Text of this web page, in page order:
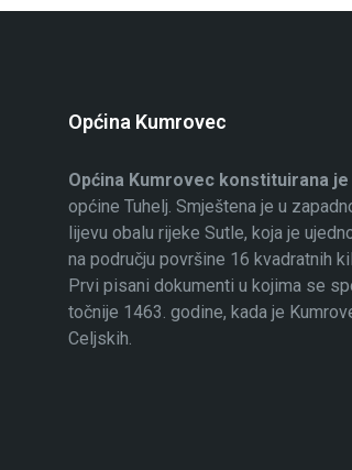
Općina Kumrovec
Općina Kumrovec konstituirana je
općine Tuhelj. Smještena je u
lijevu obalu rijeke Sutle, koja je
na području površine 16 kvadratnih
Prvi pisani dokumenti u kojima se
točnije 1463. godine, kada je
Celjskih.